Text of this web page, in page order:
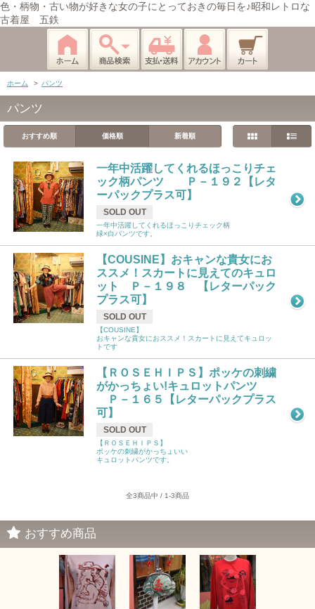
色・柄物・古い物が好きな女の子にとっておきの毎日を♪昭和レトロな
古着屋 五鉄
ホーム > パンツ
パンツ
おすすめ順 価格順 新着順
一年中活躍してくれるほっこりチェ
ック柄パンツ Ｐ－１９２【レタ
ーパックプラス可】
SOLD OUT
一年中活躍してくれるほっこりチェック柄
緑×白パンツです。
【COUSINE】おキャンな貴女にお
ススメ！スカートに見えてのキュロ
ット Ｐ－１９８ 【レターパック
プラス可】
SOLD OUT
【COUSINE】
おキャンな貴女におススメ！スカートに見えてキュロッ
トです
【ＲＯＳＥＨＩＰＳ】ポッケの刺繍
がかっちょい!キュロットパンツ
Ｐ－１６５【レターパックプラス
可】
SOLD OUT
【ＲＯＳＥＨＩＰＳ】
ポッケの刺繍がかっちょいい
キュロットパンツです。
全3商品中 / 1-3商品
おすすめ商品